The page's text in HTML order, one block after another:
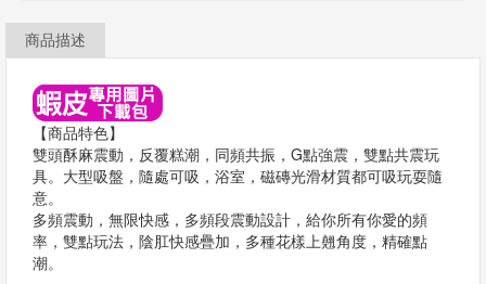
商品描述
【商品特色】
雙頭酥麻震動，反覆糕潮，同頻共振，G點強震，雙點共震玩
具。大型吸盤，隨處可吸，浴室，磁磚光滑材質都可吸玩耍隨
意。
多頻震動，無限快感，多頻段震動設計，給你所有你愛的頻
率，雙點玩法，陰肛快感疊加，多種花樣上翹角度，精確點
潮。